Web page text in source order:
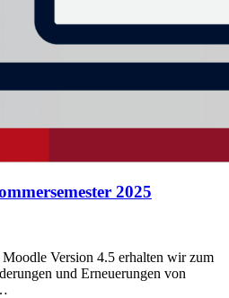
2025
Version 4.5 erhalten wir zum
und Erneuerungen von